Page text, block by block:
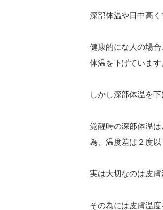
深部体温や日中高く
健康的にな人の場
体温を下げています
しかし深部体温を
覚醒時の深部体温
為、温度差は２度以
実は大切なのは皮膚
その為には皮膚温